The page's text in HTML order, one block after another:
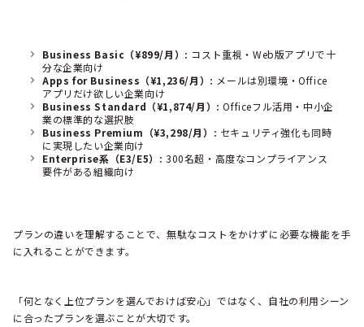
Business Basic（¥899/月）: コスト重視・Web版アプリで十
分な企業向け
Apps for Business（¥1,236/月）: メールは別環境・Office
アプリだけ欲しい企業向け
Business Standard（¥1,874/月）: Officeフル活用・中小企
業の標準的な選択肢
Business Premium（¥3,298/月）: セキュリティ強化も同時
に実現したい企業向け
Enterprise系（E3/E5）: 300名超・高度なコンプライアンス
要件がある組織向け
プランの違いを理解することで、無駄なコストをかけずに必要な機能を手
に入れることができます。
「何となく上位プランを選んでおけば安心」ではなく、自社の利用シーン
に合ったプランを選ぶことが大切です。